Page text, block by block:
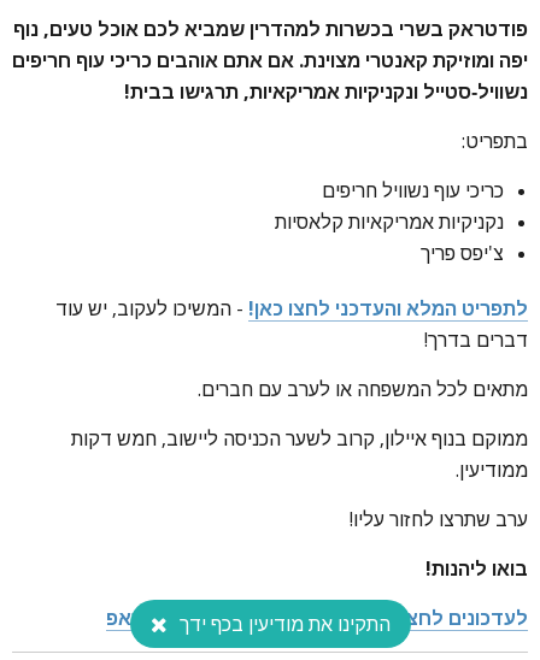
פודטראק בשרי בכשרות למהדרין שמביא לכם אוכל טעים, נוף
יפה ומוזיקת קאנטרי מצוינת. אם אתם אוהבים כריכי עוף חריפים
נשוויל-סטייל ונקניקיות אמריקאיות, תרגישו בבית!
בתפריט:
כריכי עוף נשוויל חריפים
נקניקיות אמריקאיות קלאסיות
צ'יפס פריך
לתפריט המלא והעדכני לחצו כאן! - המשיכו לעקוב, יש עוד
דברים בדרך!
מתאים לכל המשפחה או לערב עם חברים.
ממוקם בנוף איילון, קרוב לשער הכניסה ליישוב, חמש דקות
ממודיעין.
ערב שתרצו לחזור עליו!
בואו ליהנות!
לעדכונים לחצו כאן כדי לעקוב אחרי ערוץ הווטסאפ
התקינו את מודיעין בכף ידך